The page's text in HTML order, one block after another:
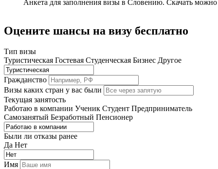
Анкета для заполнения визы в Словению. Скачать
Оцените шансы на визу бесплатно
Тип визы
Туристическая Гостевая Студенческая Бизнес Другое
Гражданство
Визы каких стран у вас были
Текущая занятость
Работаю в компании Ученик Студент Предприниматель
Самозанятый Безработный Пенсионер
Были ли отказы ранее
Да Нет
Имя